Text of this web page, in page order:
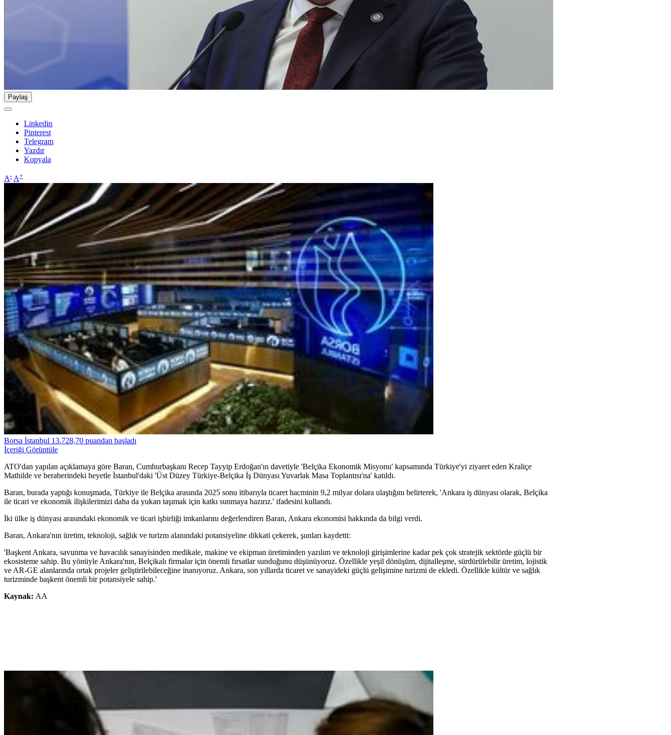
Paylaş
Linkedin
Pinterest
Telegram
Yazdır
Kopyala
A- A+
Borsa İstanbul 13.728,70 puandan başladı
İçeriği Görüntüle
ATO'dan yapılan açıklamaya göre Baran, Cumhurbaşkanı Recep Tayyip Erdoğan'ın davetiyle 'Belçika Ekonomik Misyonu' kapsamında Türkiye'yi ziyaret eden Kraliçe
Mathilde ve beraberindeki heyetle İstanbul'daki 'Üst Düzey Türkiye-Belçika İş Dünyası Yuvarlak Masa Toplantısı'na' katıldı.
Baran, burada yaptığı konuşmada, Türkiye ile Belçika arasında 2025 sonu itibarıyla ticaret hacminin 9,2 milyar dolara ulaştığını belirterek, 'Ankara iş dünyası olarak, Belçika
ile ticari ve ekonomik ilişkilerimizi daha da yukarı taşımak için katkı sunmaya hazırız.' ifadesini kullandı.
İki ülke iş dünyası arasındaki ekonomik ve ticari işbirliği imkanlarını değerlendiren Baran, Ankara ekonomisi hakkında da bilgi verdi.
Baran, Ankara'nın üretim, teknoloji, sağlık ve turizm alanındaki potansiyeline dikkati çekerek, şunları kaydetti:
'Başkent Ankara, savunma ve havacılık sanayisinden medikale, makine ve ekipman üretiminden yazılım ve teknoloji girişimlerine kadar pek çok stratejik sektörde güçlü bir
ekosisteme sahip. Bu yönüyle Ankara'nın, Belçikalı firmalar için önemli fırsatlar sunduğunu düşünüyoruz. Özellikle yeşil dönüşüm, dijitalleşme, sürdürülebilir üretim, lojistik
ve AR-GE alanlarında ortak projeler geliştirilebileceğine inanıyoruz. Ankara, son yıllarda ticaret ve sanayideki güçlü gelişimine turizmi de ekledi. Özellikle kültür ve sağlık
turizminde başkent önemli bir potansiyele sahip.'
Kaynak: AA